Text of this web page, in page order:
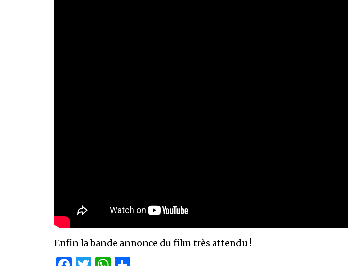
Enfin la bande annonce du film très attendu !